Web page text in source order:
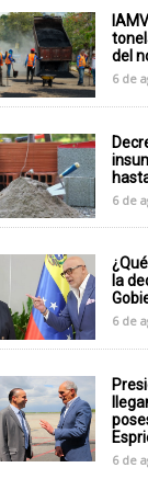
del
6 de
6 de
la
6 de
6 de